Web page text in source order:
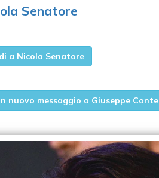
Senatore
a Nicola Senatore
nuovo messaggio a Giuseppe Conte